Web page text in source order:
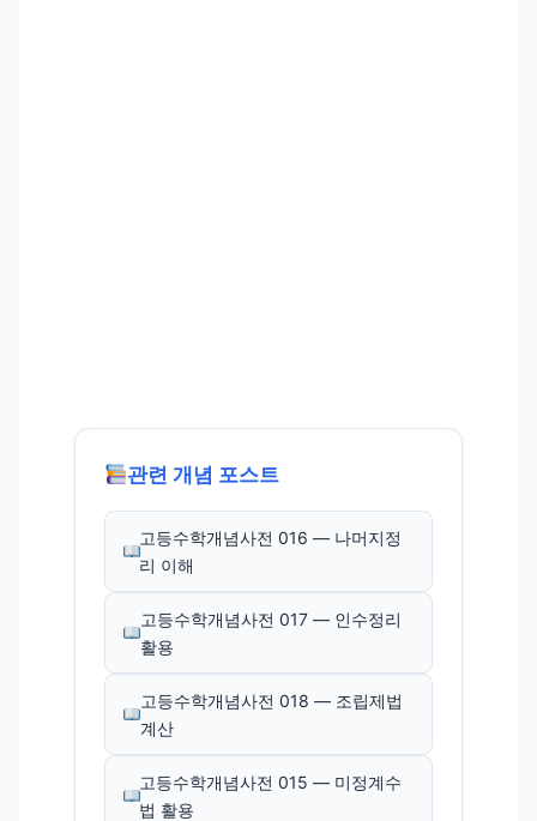
관련 개념 포스트
고등수학개념사전 016 — 나머지정
리 이해
고등수학개념사전 017 — 인수정리
활용
고등수학개념사전 018 — 조립제법
계산
고등수학개념사전 015 — 미정계수
법 활용